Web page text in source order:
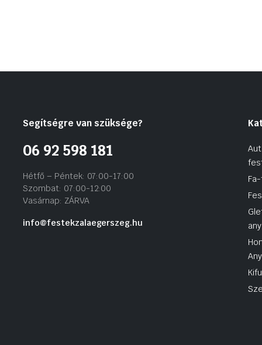
Segítségre van szüksége?
06 92 598 181
Hétfő – Péntek: 07:00-17:00
Szombat: 07:00-12:00
Vasárnap: ZÁRVA
info@festekzalaegerszeg.hu